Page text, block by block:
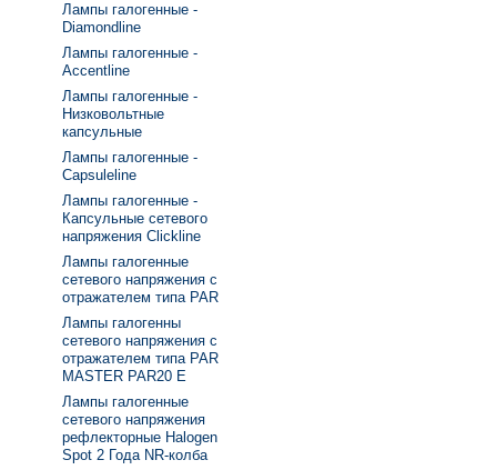
Лампы галогенные -
Diamondline
Лампы галогенные -
Accentline
Лампы галогенные -
Низковольтные
капсульные
Лампы галогенные -
Capsuleline
Лампы галогенные -
Капсульные сетевого
напряжения Clickline
Лампы галогенные
сетевого напряжения с
отражателем типа PAR
Лампы галогенны
сетевого напряжения с
отражателем типа PAR
MASTER PAR20 E
Лампы галогенные
сетевого напряжения
рефлекторные Halogen
Spot 2 Года NR-колба